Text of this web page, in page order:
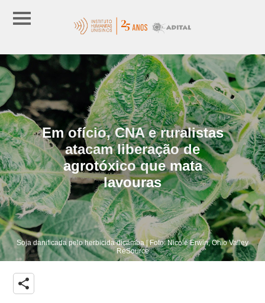
Em ofício, CNA e ruralistas
atacam liberação de
agrotóxico que mata
lavouras
Soja danificada pelo herbicida dicamba | Foto: Nicole Erwin, Ohio Valley
ReSource
share